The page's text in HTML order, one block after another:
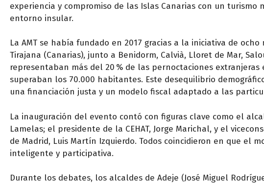
experiencia y compromiso de las Islas Canarias con un
entorno insular.
La AMT se había fundado en 2017 gracias a la iniciativa de
Tirajana (Canarias), junto a Benidorm, Calvià, Lloret de Mar,
representaban más del 20 % de las pernoctaciones
superaban los 70.000 habitantes. Este desequilibrio
una financiación justa y un modelo fiscal adaptado a las
La inauguración del evento contó con figuras clave como el
Lamelas; el presidente de la CEHAT, Jorge Marichal, y el
de Madrid, Luis Martín Izquierdo. Todos coincidieron en que el
inteligente y participativa.
Durante los debates, los alcaldes de Adeje (José Miguel